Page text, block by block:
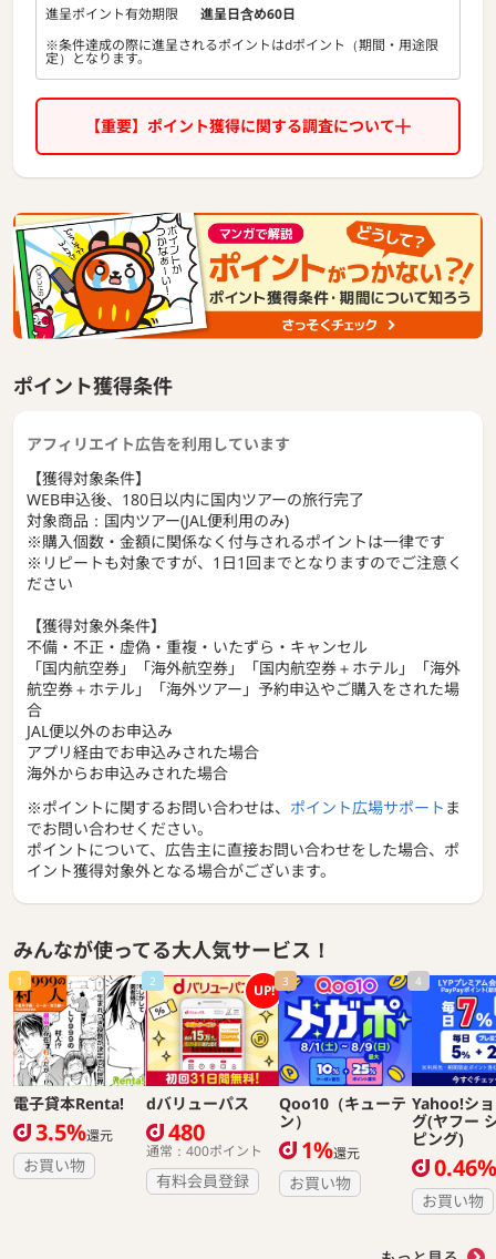
進呈ポイント有効期限
進呈日含め60日
※条件達成の際に進呈されるポイントはdポイント（期間・用途限
定）となります。
【重要】ポイント獲得に関する調査について
ポイント獲得条件
アフィリエイト広告を利用しています
【獲得対象条件】
WEB申込後、180日以内に国内ツアーの旅行完了
対象商品：国内ツアー(JAL便利用のみ)
※購入個数・金額に関係なく付与されるポイントは一律です
※リピートも対象ですが、1日1回までとなりますのでご注意く
ださい
【獲得対象外条件】
不備・不正・虚偽・重複・いたずら・キャンセル
「国内航空券」「海外航空券」「国内航空券＋ホテル」「海外
航空券＋ホテル」「海外ツアー」予約申込やご購入をされた場
合
JAL便以外のお申込み
アプリ経由でお申込みされた場合
海外からお申込みされた場合
※ポイントに関するお問い合わせは、 ポイント広場サポート ま
でお問い合わせください。
ポイントについて、広告主に直接お問い合わせをした場合、ポ
イント獲得対象外となる場合がございます。
みんなが使ってる大人気サービス！
1
電子貸本Renta!
3.5%還元
お買い物
2 UP!
dバリューパス
480
通常：400ポイント
有料会員登録
3
Qoo10（キューテ
ン）
1%還元
お買い物
4
Yahoo!シ
グ(ヤフー
ピング)
0.46%
お買い物